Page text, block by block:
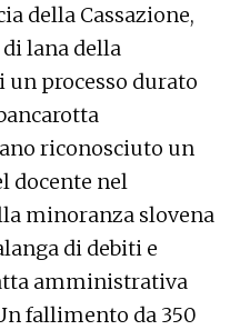
della Cassazione,
lana della
processo durato
riconosciuto un
docente nel
minoranza slovena
di debiti e
amministrativa
fallimento da 350